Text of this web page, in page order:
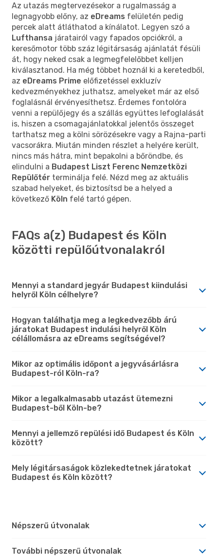
Az utazás megtervezésekor a rugalmasság a
legnagyobb előny, az eDreams felületén pedig
percek alatt átláthatod a kínálatot. Legyen szó a
Lufthansa járatairól vagy fapados opciókról, a
keresőmotor több száz légitársaság ajánlatát fésüli
át, hogy neked csak a legmegfelelőbbet kelljen
kiválasztanod. Ha még többet hoznál ki a keretedből,
az eDreams Prime előfizetéssel exkluzív
kedvezményekhez juthatsz, amelyeket már az első
foglalásnál érvényesíthetsz. Érdemes fontolóra
venni a repülőjegy és a szállás együttes lefoglalását
is, hiszen a csomagajánlatokkal jelentős összeget
tarthatsz meg a kölni sörözésekre vagy a Rajna-parti
vacsorákra. Miután minden részlet a helyére került,
nincs más hátra, mint bepakolni a bőröndbe, és
elindulni a Budapest Liszt Ferenc Nemzetközi
Repülőtér terminálja felé. Nézd meg az aktuális
szabad helyeket, és biztosítsd be a helyed a
következő Köln felé tartó gépen.
FAQs a(z) Budapest és Köln
közötti repülőútvonalakról
Mennyi a standard jegyár Budapest kiindulási
helyről Köln célhelyre?
Hogyan találhatja meg a legkedvezőbb árú
járatokat Budapest indulási helyről Köln
célállomásra az eDreams segítségével?
Mikor az optimális időpont a jegyvásárlásra
Budapest-ról Köln-ra?
Mikor a legalkalmasabb utazást ütemezni
Budapest-ből Köln-be?
Mennyi a jellemző repülési idő Budapest és Köln
között?
Mely légitársaságok közlekedtetnek járatokat
Budapest és Köln között?
Népszerű útvonalak
További népszerű útvonalak